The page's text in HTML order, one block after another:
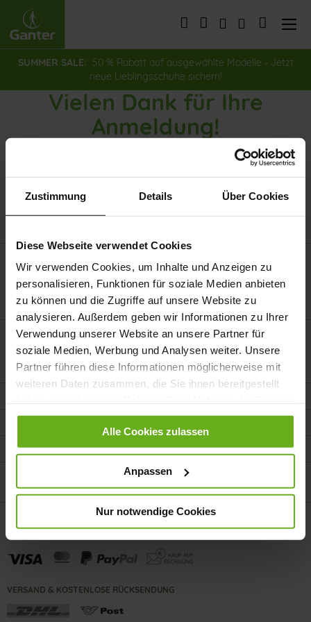
Zustimmung Details Über Cookies
Diese Webseite verwendet Cookies
Wir verwenden Cookies, um Inhalte und Anzeigen zu
personalisieren, Funktionen für soziale Medien anbieten
zu können und die Zugriffe auf unsere Website zu
analysieren. Außerdem geben wir Informationen zu Ihrer
Verwendung unserer Website an unsere Partner für
soziale Medien, Werbung und Analysen weiter. Unsere
Partner führen diese Informationen möglicherweise mit
weiteren Daten zusammen, die Sie ihnen bereitgestellt
gesammelt haben.
Alle Cookies zulassen
Anpassen
Nur notwendige Cookies
Direkt
zum
Inhalt
Mein
SUMMER SALE: 50 % Rabatt auf ausgewählte Modelle - Jetzt
neue Lieblingsschuhe sichern!
Vielen Dank für Ihre
Anmeldung!
Ab sofort erhalten Sie regelmäßig exklusive Einblicke in unsere
GANTER Welt direkt nach Hause.
Lassen Sie sich von uns inspirieren und genießen Sie bewusste und
schöne Momente im Alltag!
Entdecken Sie unsere Neuheiten
UNTERNEHMEN
VERSAND & KOSTENLOSE RÜCKSENDUNG